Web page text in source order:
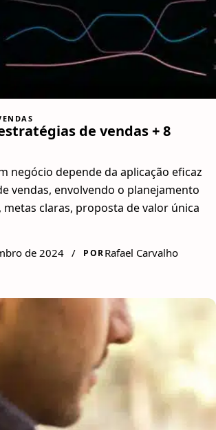
de vendas + 8
negócio depende da aplicação eficaz
vendas, envolvendo o planejamento
claras, proposta de valor única
de 2024 / PORRafael Carvalho